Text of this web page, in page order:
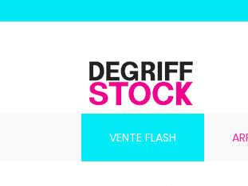
VENTE FLASH